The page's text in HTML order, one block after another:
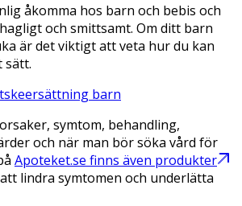
åkomma hos barn och bebis och
och smittsamt. Om ditt barn
är det viktigt att veta hur du kan
sätt.
barn
symtom, behandling,
och när man bör söka vård för
Apoteket.se finns även produkter
lindra symtomen och underlätta